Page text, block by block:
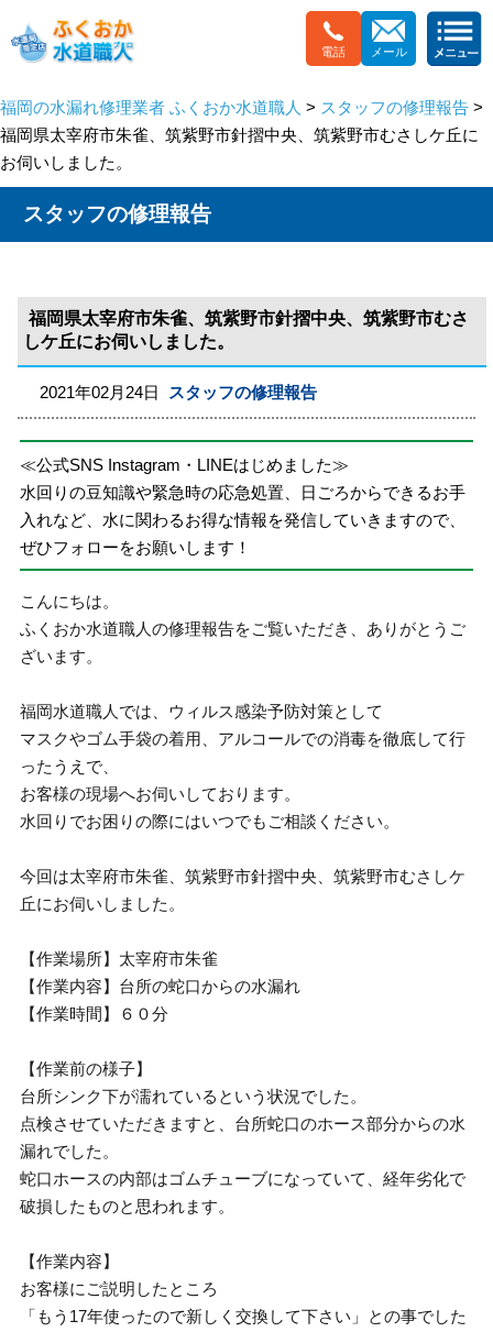
電話 メール
福岡の水漏れ修理業者 ふくおか水道職人 > スタッフの修理報告 >
福岡県太宰府市朱雀、筑紫野市針摺中央、筑紫野市むさしケ丘に
お伺いしました。
スタッフの修理報告
福岡県太宰府市朱雀、筑紫野市針摺中央、筑紫野市むさ
しケ丘にお伺いしました。
2021年02月24日 スタッフの修理報告
≪公式SNS Instagram・LINEはじめました≫
水回りの豆知識や緊急時の応急処置、日ごろからできるお手
入れなど、水に関わるお得な情報を発信していきますので、
ぜひフォローをお願いします！
こんにちは。
ふくおか水道職人の修理報告をご覧いただき、ありがとうご
ざいます。
福岡水道職人では、ウィルス感染予防対策として
マスクやゴム手袋の着用、アルコールでの消毒を徹底して行
ったうえで、
お客様の現場へお伺いしております。
水回りでお困りの際にはいつでもご相談ください。
今回は太宰府市朱雀、筑紫野市針摺中央、筑紫野市むさしケ
丘にお伺いしました。
【作業場所】太宰府市朱雀
【作業内容】台所の蛇口からの水漏れ
【作業時間】６０分
【作業前の様子】
台所シンク下が濡れているという状況でした。
点検させていただきますと、台所蛇口のホース部分からの水
漏れでした。
蛇口ホースの内部はゴムチューブになっていて、経年劣化で
破損したものと思われます。
【作業内容】
お客様にご説明したところ
「もう17年使ったので新しく交換して下さい」との事でした